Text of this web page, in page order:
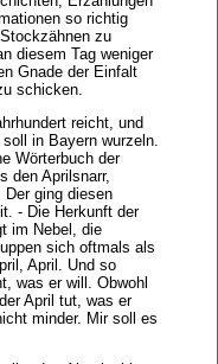
so richtig
zu
diesem Tag weniger
Gnade der Einfalt
schicken.
reicht, und
in Bayern wurzeln.
Wörterbuch der
den Aprilsnarr,
ging diesen
- Die Herkunft der
im Nebel, die
sich oftmals als
April. Und so
was er will. Obwohl
April tut, was er
minder. Mir soll es